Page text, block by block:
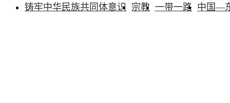
铸牢中华民族共同体意识 宗教 一带一路 中国—